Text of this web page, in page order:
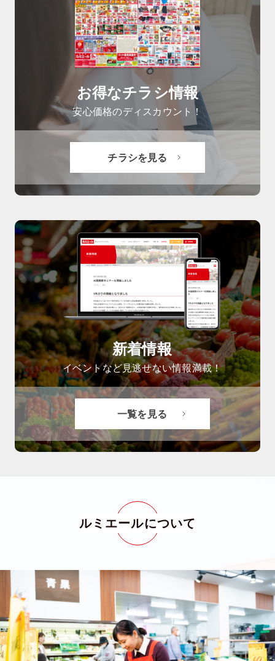
お得なチラシ情報
安心価格のディスカウント！
チラシを見る
新着情報
イベントなど見逃せない情報満載！
一覧を見る
ルミエールについて